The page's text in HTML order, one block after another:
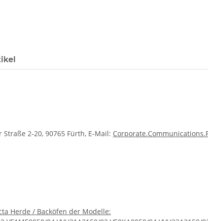
2-20, 90765 Fürth, E-Mail:
Herde / Backöfen der Modelle: